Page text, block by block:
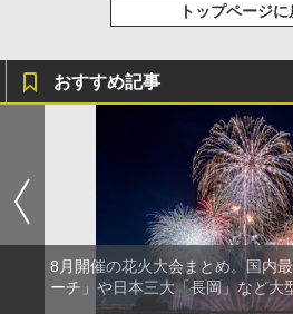
トップページに
おすすめ記事
8月開催の花火大会まとめ。国内
ーチ」や日本三大「長岡」など大